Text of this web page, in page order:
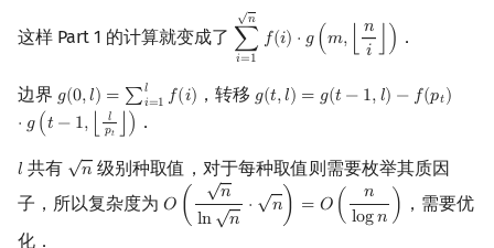
这样 Part 1 的计算就变成了
√
𝑛
∑
𝑖=1
𝑓(𝑖) ⋅ 𝑔(𝑚,
𝑛
𝑖
)
∑i =1 nf(i ⋅ g( m,⌊n ⌋) ．
边界 𝑔(0,𝑙) = ∑𝑙
𝑖=1 𝑓(𝑖)
g(0,l)= ∑i =1lf(i) ，转移 𝑔(𝑡,𝑙) = 𝑔(𝑡 − 1,𝑙) − 𝑓(𝑝𝑡)
⋅ 𝑔(𝑡 − 1, ⌊ 𝑙
𝑝𝑡 ⌋ )
g(t,l)= g( t−1,l )− f(pt) ⋅g( t−1,⌊lp
．
𝑙l 共有 √
𝑛
n
级别种取值，对于每种取值则需要枚举其质因
子，所以复杂度为 𝑂 (
√
𝑛
ln
√
𝑛
⋅
√
𝑛 ) = 𝑂 (
𝑛
log𝑛 )
O( n lnn⋅n)= O (nlog n)
，需要优
化．